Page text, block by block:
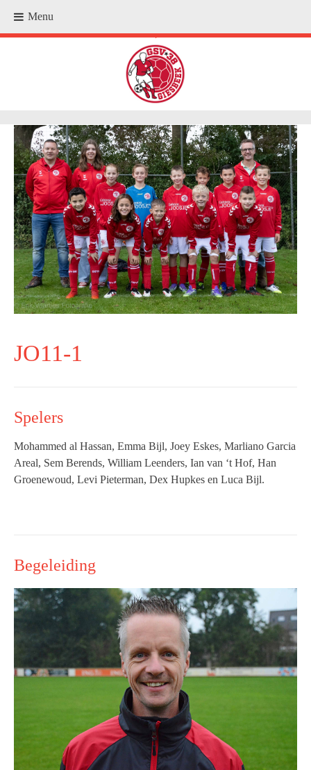
.
JO11-1
Spelers
Mohammed al Hassan, Emma Bijl, Joey Eskes, Marliano Garcia
Areal, Sem Berends, William Leenders, Ian van ‘t Hof, Han
Groenewoud, Levi Pieterman, Dex Hupkes en Luca Bijl.
Begeleiding
Menu